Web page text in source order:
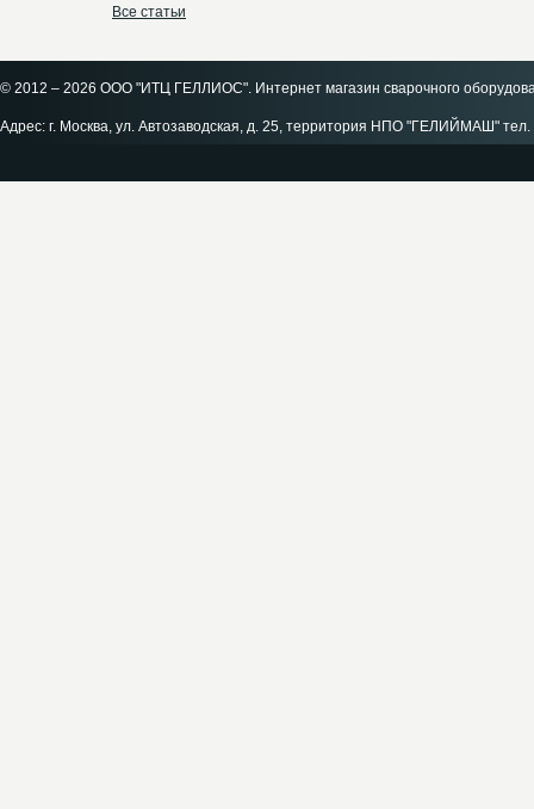
Все статьи
© 2012 – 2026 ООО "ИТЦ ГЕЛЛИОС". Интернет магазин сварочного
Адрес: г. Москва, ул. Автозаводская, д. 25, территория НПО "ГЕЛИЙМАШ"